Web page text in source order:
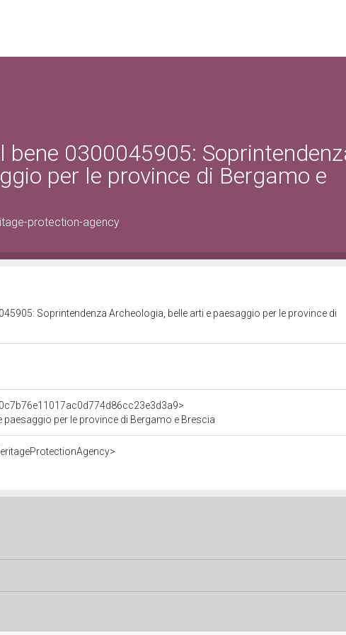
0300045905:
per le province di Bergamo e
protection-agency
Soprintendenza Archeologia, belle arti e paesaggio per le province di
per le province di Bergamo e Brescia